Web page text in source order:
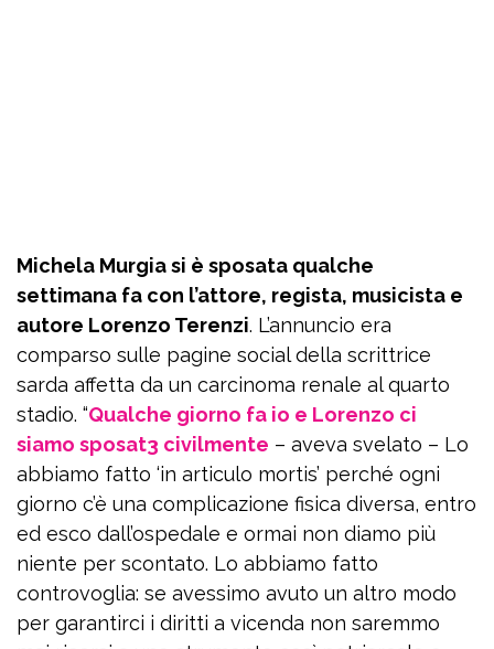
Michela Murgia si è sposata qualche
settimana fa con l’attore, regista, musicista e
autore Lorenzo Terenzi. L’annuncio era
comparso sulle pagine social della scrittrice
sarda affetta da un carcinoma renale al quarto
stadio. “Qualche giorno fa io e Lorenzo ci
siamo sposat3 civilmente – aveva svelato – Lo
abbiamo fatto ‘in articulo mortis’ perché ogni
giorno c’è una complicazione fisica diversa, entro
ed esco dall’ospedale e ormai non diamo più
niente per scontato. Lo abbiamo fatto
controvoglia: se avessimo avuto un altro modo
per garantirci i diritti a vicenda non saremmo